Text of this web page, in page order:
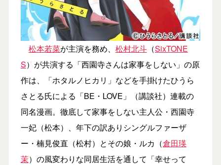
松本若菜が主演を務め、 松村北斗（SixTONE
S）が共演する「西園寺さんは家事をしない」の原
作は、「ホタルノヒカリ」などを手掛けたひうら
さとる氏による「BE・LOVE」（講談社）連載の
同名漫画。徹底して家事をしない主人公・西園寺
一妃（松本）、年下の訳ありシングルファーザ
ー・楠見俊直（松村）とその娘・ルカ（倉田瑛
茉）の風変わりな同居生活を通して「幸せって